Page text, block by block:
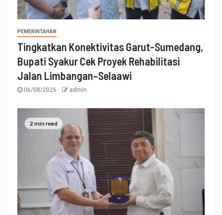
PEMERINTAHAN
Tingkatkan Konektivitas Garut-Sumedang,
Bupati Syakur Cek Proyek Rehabilitasi
Jalan Limbangan–Selaawi
06/08/2026 admin
2 min read